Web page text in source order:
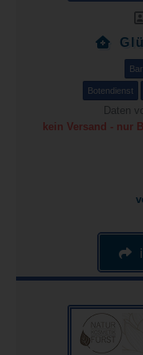
Botendienst
Daten
kein Versand - nur